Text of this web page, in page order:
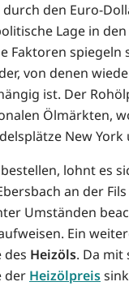
durch den Euro-
Lage in
Faktoren spiegeln
von denen
ist. Der
Ölmärkten,
New York
lohnt es
an der
Umständen
Ein
des Heizöls. Da mit
der Heizölpreis